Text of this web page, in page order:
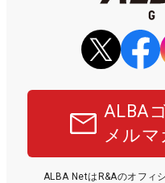
ALBA
メル
ALBA NetはR&Aのオフィ